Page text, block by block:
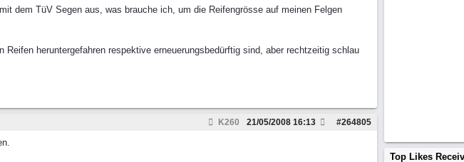
dem TüV Segen aus, was brauche ich, um die Reifengrösse auf meinen Felgen
heruntergefahren respektive erneuerungsbedürftig sind, aber rechtzeitig schlau
K260 #264805
21/05/2008 16:13
Top Likes